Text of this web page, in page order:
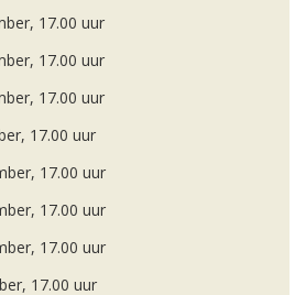
17.00 uur
17.00 uur
17.00 uur
17.00 uur
17.00 uur
17.00 uur
17.00 uur
17.00 uur